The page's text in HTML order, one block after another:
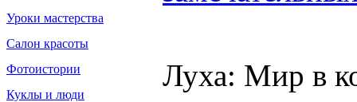
Уроки мастерства
Салон красоты
Фотоистории
Куклы и люди
Луха: Мир в